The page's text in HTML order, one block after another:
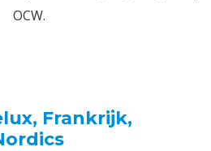
OCW.
Frankrijk,